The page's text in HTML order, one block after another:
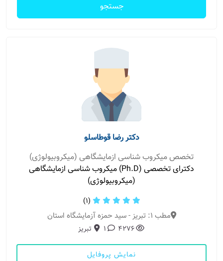
جستجو
دکتر رضا قوطاسلو
تخصص میکروب شناسی ازمایشگاهی (میکروبیولوژی)
دکترای تخصصی (Ph.D) میکروب شناسی ازمایشگاهی
(میکروبیولوژی)
(1)
مطب 1: تبریز - سید حمزه آزمایشگاه استان
4276
1 تبریز
نمایش پروفایل